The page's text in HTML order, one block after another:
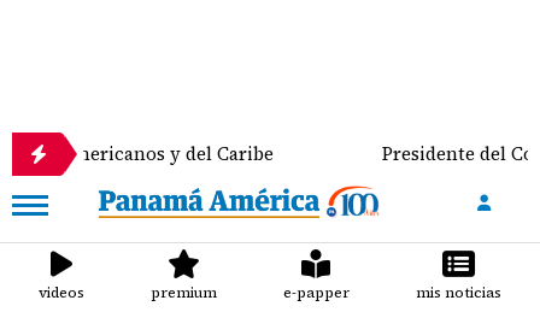
y del Caribe Presidente del Consejo
videos premium e-papper mis noticias